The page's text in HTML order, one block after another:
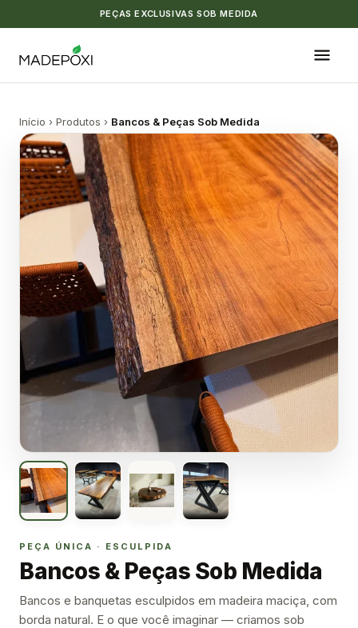
PEÇAS EXCLUSIVAS SOB MEDIDA
Início › Produtos › Bancos & Peças Sob Medida
PEÇA ÚNICA · ESCULPIDA
Bancos & Peças Sob Medida
Bancos e banquetas esculpidos em madeira maciça, com
borda natural. E o que você imaginar — criamos sob